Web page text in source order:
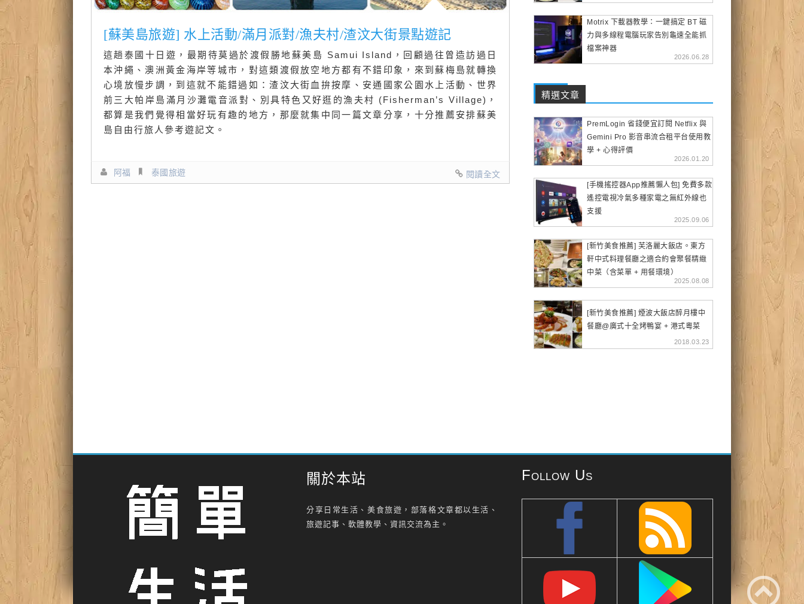
[蘇美島旅遊] 水上活動/滿月派對/漁夫村/渣汶大街景點遊記
這趟泰國十日遊，最期待莫過於渡假勝地蘇美島 Samui Island，回顧過往曾造訪過日
本沖繩、澳洲黃金海岸等城市，對這類渡假放空地方都有不錯印象，來到蘇梅島就轉換
心境放慢步調，到這就不能錯過如：渣汶大街血拚按摩、安通國家公園水上活動、世界
前三大帕岸島滿月沙灘電音派對、別具特色又好逛的漁夫村 (Fisherman’s Village)，
都算是我們覺得相當好玩有趣的地方，那麼就集中同一篇文章分享，十分推薦安排蘇美
島自由行旅人參考遊記文。
阿福 泰國旅遊 閱讀全文
Motrix 下載器教學：一鍵搞定 BT 磁
力與多線程電腦玩家告別龜速全能抓
檔案神器
2026.06.28
精選文章
PremLogin 省錢便宜訂閱 Netflix 與
Gemini Pro 影音串流合租平台使用教
學 + 心得評價
2026.01.20
[手機搖控器App推薦懶人包] 免費多款
遙控電視冷氣多種家電之無紅外線也
支援
2025.09.06
[新竹美食推薦] 芙洛麗大飯店。東方
軒中式料理餐廳之適合約會聚餐精緻
中菜（含菜單 + 用餐環境）
2025.08.08
[新竹美食推薦] 煙波大飯店醉月樓中
餐廳@廣式十全烤鴨宴 + 港式粵菜
2018.03.23
關於本站
分享日常生活、美食旅遊，部落格文章都以生活、
旅遊記事、軟體教學、資訊交流為主。
Follow Us